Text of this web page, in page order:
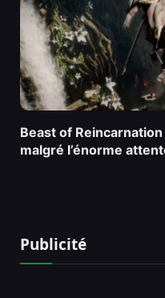
Beast of
malgré l’énorme
Publicité